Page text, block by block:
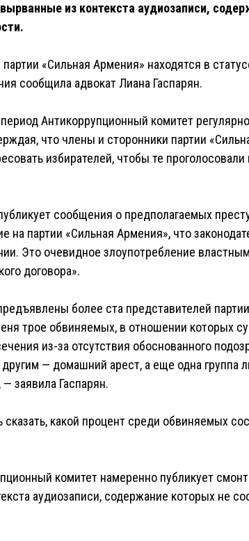
из контекста аудиозаписи,
«Сильная Армения» находятся в
сообщила адвокат Лиана Гаспарян.
Антикоррупционный комитет
что члены и сторонники партии
избирателей, чтобы те проголосовали
сообщения о предполагаемых
на партии «Сильная Армения», что
Это очевидное злоупотребление
договора».
более ста представителей
трое обвиняемых, в отношении которых
из-за отсутствия обоснованного
— домашний арест, а еще одна группа
заявила Гаспарян.
сказать, какой процент среди обвиняемых
комитет намеренно публикует
аудиозаписи, содержание которых не